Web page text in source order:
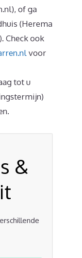
of ga
(Herema
Check ook
voor
tot u
&